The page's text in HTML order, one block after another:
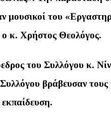
μουσικοί του
κ. Χρήστος Θεολόγος.
του Συλλόγου κ.
βράβευσαν